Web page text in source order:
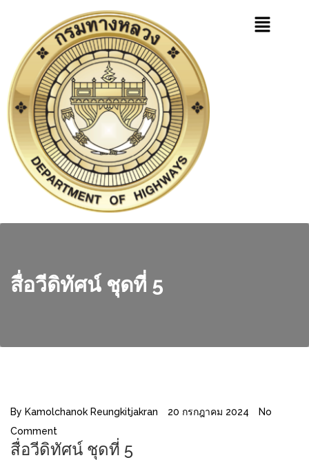
สื่อวีดิทัศน์ ชุดที่ 5
By Kamolchanok Reungkitjakran 20 กรกฎาคม 2024
No
Comment
สื่อวีดิทัศน์ ชุดที่ 5